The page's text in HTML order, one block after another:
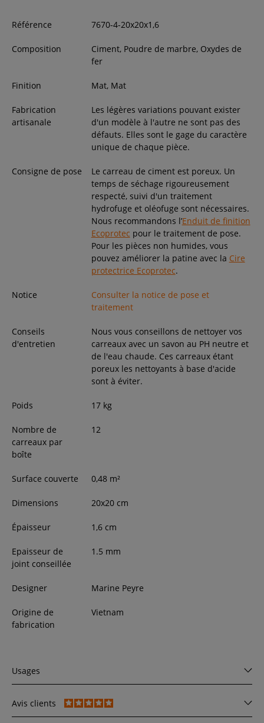
Référence 7670-4-20x20x1,6
Composition
Ciment, Poudre de marbre, Oxydes de
fer
Finition Mat, Mat
Fabrication
artisanale
Les légères variations pouvant exister
d'un modèle à l'autre ne sont pas des
défauts. Elles sont le gage du caractère
unique de chaque pièce.
Consigne de pose
Le carreau de ciment est poreux. Un
temps de séchage rigoureusement
respecté, suivi d'un traitement
hydrofuge et oléofuge sont nécessaires.
Nous recommandons l’Enduit de finition
Ecoprotec pour le traitement de pose.
Pour les pièces non humides, vous
pouvez améliorer la patine avec la Cire
protectrice Ecoprotec.
Notice
Consulter la notice de pose et
traitement
Conseils
d'entretien
Nous vous conseillons de nettoyer vos
carreaux avec un savon au PH neutre et
de l'eau chaude. Ces carreaux étant
poreux les nettoyants à base d'acide
sont à éviter.
Poids 17kg
Nombre de
carreaux par
boîte
12
Surface couverte 0,48m²
Dimensions 20x20cm
Épaisseur 1,6cm
Epaisseur de
joint conseillée
1.5 mm
Designer Marine Peyre
Origine de
fabrication
Vietnam
Usages
Avis clients